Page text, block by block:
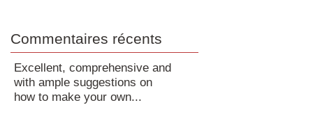
Commentaires récents
Excellent, comprehensive and
with ample suggestions on
how to make your own...